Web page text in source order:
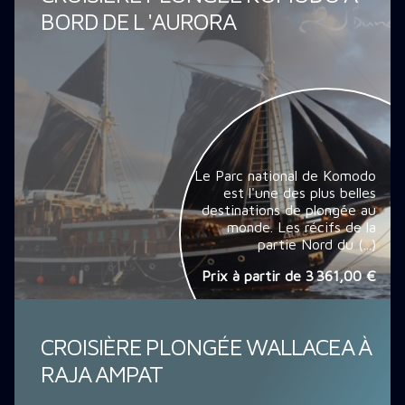
BORD DE L 'AURORA
Le Parc national de Komodo
est l'une des plus belles
destinations de plongée au
monde. Les récifs de la
partie Nord du (...)
Prix à partir de 3 361,00 €
CROISIÈRE PLONGÉE WALLACEA À
RAJA AMPAT